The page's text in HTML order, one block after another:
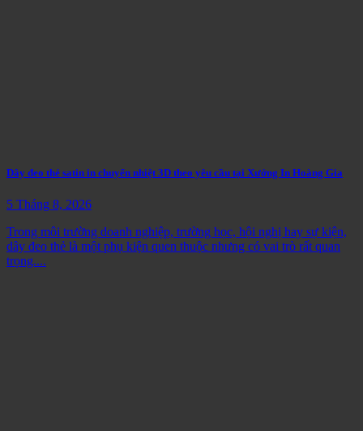
Dây đeo thẻ satin in chuyển nhiệt 3D theo yêu cầu tại Xưởng In Hoàng Gia
5 Tháng 8, 2026
Trong môi trường doanh nghiệp, trường học, hội nghị hay sự kiện,
dây đeo thẻ là một phụ kiện quen thuộc nhưng có vai trò rất quan
trọng....